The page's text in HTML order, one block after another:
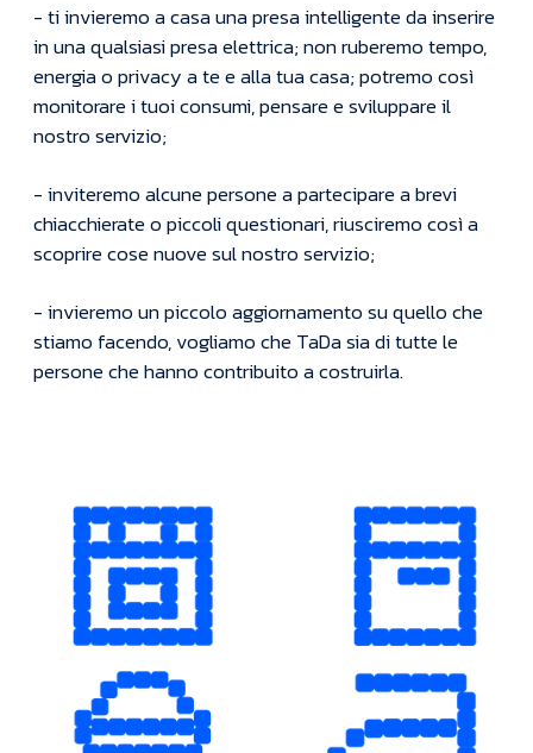
- ti invieremo a casa una presa intelligente da inserire
in una qualsiasi presa elettrica; non ruberemo tempo,
energia o privacy a te e alla tua casa; potremo così
monitorare i tuoi consumi, pensare e sviluppare il
nostro servizio;
- inviteremo alcune persone a partecipare a brevi
chiacchierate o piccoli questionari, riusciremo così a
scoprire cose nuove sul nostro servizio;
- invieremo un piccolo aggiornamento su quello che
stiamo facendo, vogliamo che TaDa sia di tutte le
persone che hanno contribuito a costruirla.